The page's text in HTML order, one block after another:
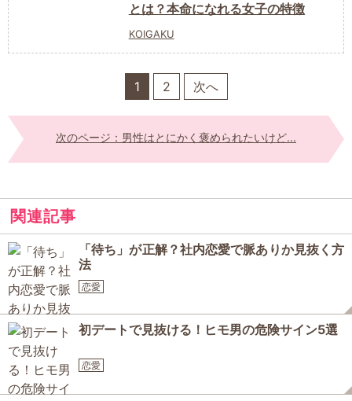
とは？本命になれる女子の特徴
KOIGAKU
1 2 次へ
次のページ：男性はとにかく褒められたいけど...
関連記事
「待ち」が正解？社内恋愛で脈ありか見抜く方
法
恋愛
初デートで見抜ける！ヒモ男の危険サイン5選
恋愛